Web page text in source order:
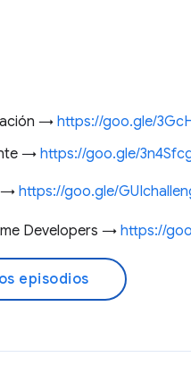
→ https://goo.gle/
→https://goo.gle/
→https://goo.gle/
Developers →https://
episodios